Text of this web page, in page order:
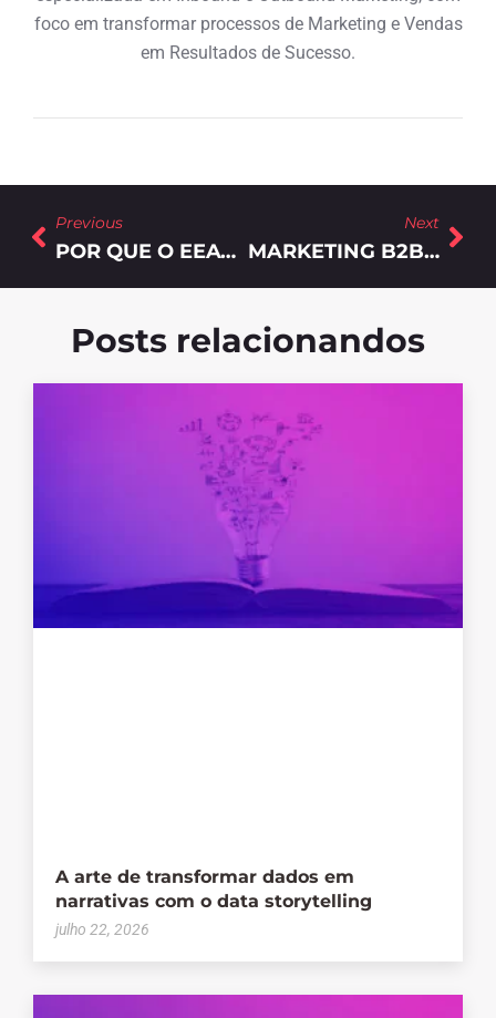
foco em transformar processos de Marketing e Vendas
em Resultados de Sucesso.
Previous
POR QUE O EEAT SE TORNOU ESSENCIAL PARA CONQUISTAR CONFIANÇA E VISIBILIDADE ONLINE?
Next
MARKETING B2B: POR QUE A CRIATIVIDADE SE TORNOU O MAIOR DIFERENCIAL COMPETITIVO?
Posts relacionandos
A arte de transformar dados em
narrativas com o data storytelling
julho 22, 2026